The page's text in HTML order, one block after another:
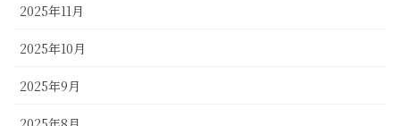
2025年11月
2025年10月
2025年9月